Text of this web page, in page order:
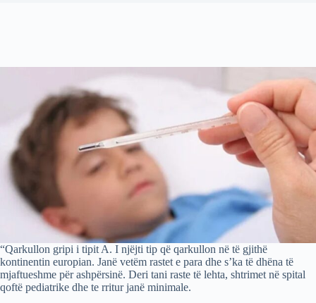
“Qarkullon gripi i tipit A. I njëjti tip që qarkullon në të gjithë
kontinentin europian. Janë vetëm rastet e para dhe s’ka të dhëna të
mjaftueshme për ashpërsinë. Deri tani raste të lehta, shtrimet në spital
qoftë pediatrike dhe te rritur janë minimale.